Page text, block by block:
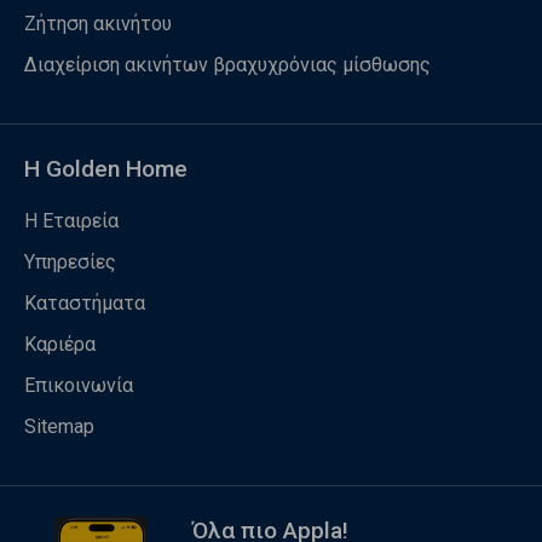
Ζήτηση ακινήτου
Διαχείριση ακινήτων βραχυχρόνιας μίσθωσης
Η Golden Home
Η Εταιρεία
Υπηρεσίες
Καταστήματα
Καριέρα
Επικοινωνία
Sitemap
Όλα πιο Appla!